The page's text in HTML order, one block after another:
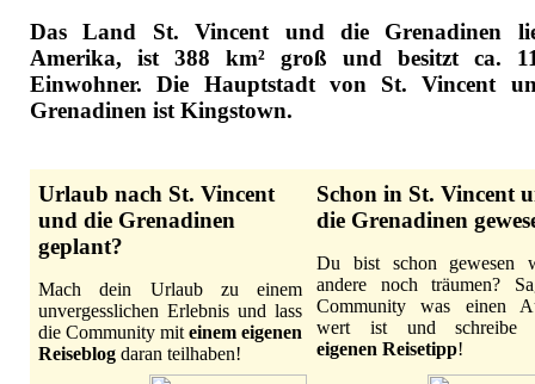
Das Land St. Vincent und die Grenadinen
Amerika, ist 388 km² groß und besitzt ca.
Einwohner. Die Hauptstadt von St. Vincent
Grenadinen ist Kingstown.
Urlaub nach St. Vincent
und die Grenadinen
geplant?
Mach dein Urlaub zu einem
unvergesslichen Erlebnis und lass
die Community miteinem eigenen
Reiseblog daran teilhaben!
Schon in St. Vincent
die Grenadinen
Du bist schon gewesen
andere noch träumen?
Community was einen
wert ist und
eigenen Reisetipp!